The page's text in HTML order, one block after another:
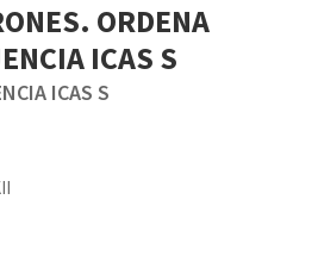
ORDENA
ICAS S
ICAS S